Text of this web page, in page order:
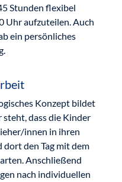
Stunden flexibel
Uhr aufzuteilen. Auch
ein persönliches
Konzept bildet
dass die Kinder
innen in ihren
den Tag mit dem
Anschließend
nach individuellen